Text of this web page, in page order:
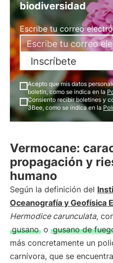
biodiversidad
Escribe tu correo
Inscríbete
Acepto que mis datos
boletín, como se indica en la
Consiento recibir boletines y
3Bee, como se indica en la
Vermocane:
propagación y
humano
Según la definición del
Oceanografía y Geofísica
Hermodice carunculata,
gusano o gusano de
más concretamente un
carnívora, que se